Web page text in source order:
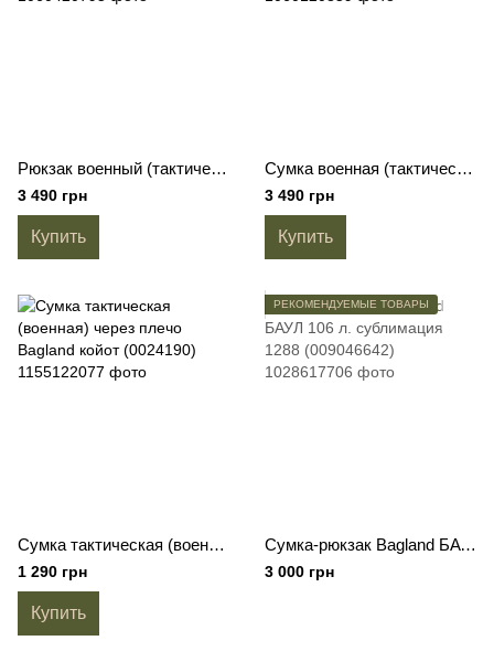
Рюкзак военный (тактический) Bagland 29 л. мультикам (00632904)
3 490 грн
Купить
Сумка военная (тактическая) Bagland 110 л. мультикам (00648904)
3 490 грн
Купить
Сумка тактическая (военная) через плечо Bagland койот (0024190)
1 290 грн
Купить
РЕКОМЕНДУЕМЫЕ ТОВАРЫ
Сумка-рюкзак Bagland БАУЛ 106 л. сублимация 1288 (009046642)
3 000 грн